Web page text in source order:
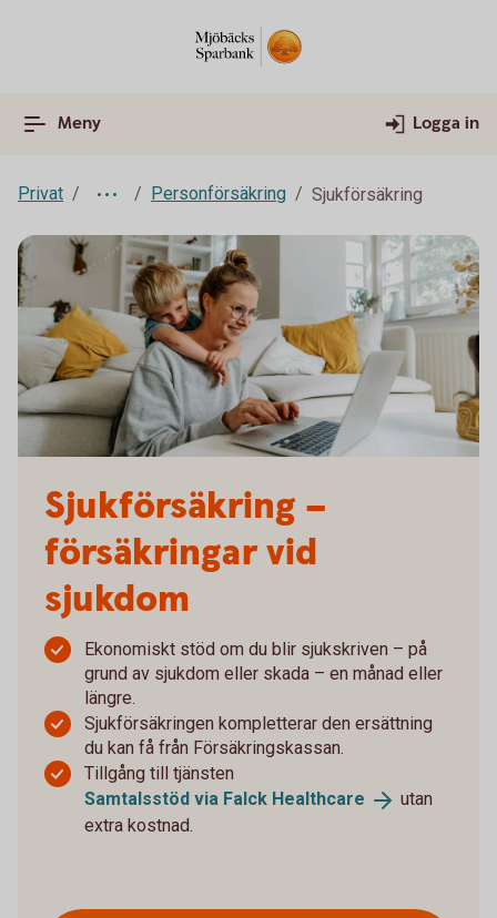
Meny Logga in
Privat Personförsäkring Sjukförsäkring
Sjukförsäkring –
försäkringar vid
sjukdom
Ekonomiskt stöd om du blir sjukskriven – på
grund av sjukdom eller skada – en månad eller
längre.
Sjukförsäkringen kompletterar den ersättning
du kan få från Försäkringskassan.
Tillgång till tjänsten
Samtalsstöd via Falck Healthcare
utan
extra kostnad.